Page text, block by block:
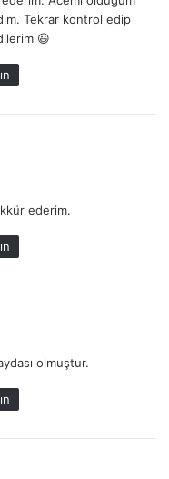
Tekrar kontrol edip
😃
ederim.
olmuştur.